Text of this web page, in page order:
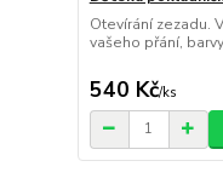
Otevírání zezadu.
vašeho přání,
540 Kč/ks